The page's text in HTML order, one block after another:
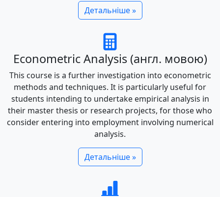
Детальніше »
Econometric Analysis (англ. мовою)
This course is a further investigation into econometric
methods and techniques. It is particularly useful for
students intending to undertake empirical analysis in
their master thesis or research projects, for those who
consider entering into employment involving numerical
analysis.
Детальніше »